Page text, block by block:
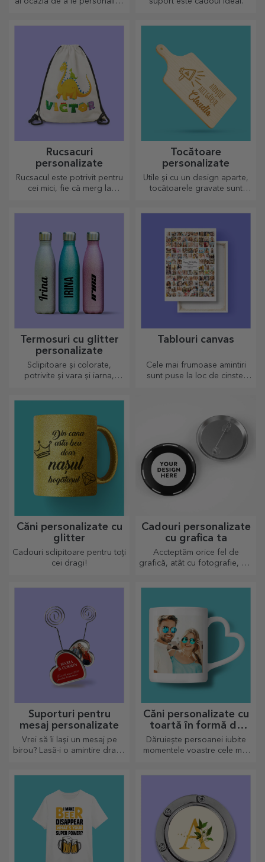
Rucsacuri
personalizate
Rucsacul este potrivit pentru
cei mici, fie că merg la
Tocătoare
personalizate
Utile și cu un design aparte,
tocătoarele gravate sunt
Termosuri cu glitter
personalizate
Sclipitoare și colorate,
potrivite și vara și iarna,
Tablouri canvas
Cele mai frumoase amintiri
sunt puse la loc de cinste!
Căni personalizate cu
glitter
Cadouri sclipitoare pentru toți
cei dragi!
Cadouri personalizate
cu grafica ta
Accteptăm orice fel de
grafică, atât cu fotografie, cât
Suporturi pentru
mesaj personalizate
Vrei să îi lași un mesaj pe
birou? Lasă-i o amintire dragă
Căni personalizate cu
toartă în formă de
inimă
Dăruiește persoanei iubite
momentele voastre cele mai